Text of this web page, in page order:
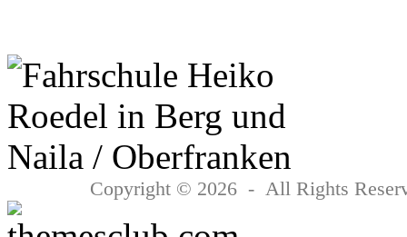
Copyright © 2026 - All Rights